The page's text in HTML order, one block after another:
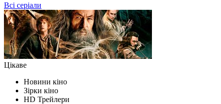
Всі серіали
Цікаве
Новини кіно
Зірки кіно
HD Трейлери